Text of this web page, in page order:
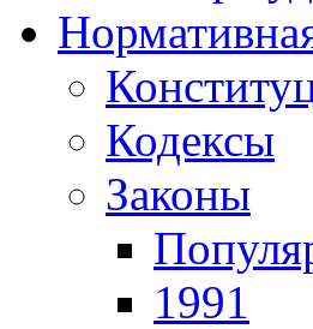
Кодексы
Законы
1991